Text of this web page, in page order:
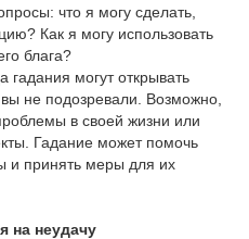
что я могу сделать,
Как я могу использовать
блага?
гадания могут открывать
не подозревали. Возможно,
в своей жизни или
Гадание может помочь
и принять меры для их
на неудачу